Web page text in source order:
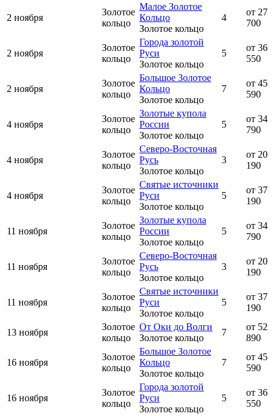
2 ноября
Золотое
кольцо
Малое Золотое
Кольцо
Золотое кольцо
4
от 27
700
2 ноября
Золотое
кольцо
Города золотой
Руси
Золотое кольцо
5
от 36
550
2 ноября
Золотое
кольцо
Большое Золотое
Кольцо
Золотое кольцо
7
от 45
590
4 ноября
Золотое
кольцо
Золотые купола
России
Золотое кольцо
5
от 34
790
4 ноября
Золотое
кольцо
Северо-Восточная
Русь
Золотое кольцо
3
от 20
190
4 ноября
Золотое
кольцо
Святые источники
Руси
Золотое кольцо
5
от 37
190
11 ноября
Золотое
кольцо
Золотые купола
России
Золотое кольцо
5
от 34
790
11 ноября
Золотое
кольцо
Северо-Восточная
Русь
Золотое кольцо
3
от 20
190
11 ноября
Золотое
кольцо
Святые источники
Руси
Золотое кольцо
5
от 37
190
13 ноября
Золотое
кольцо
От Оки до Волги
Золотое кольцо
7
от 52
890
16 ноября
Золотое
кольцо
Большое Золотое
Кольцо
Золотое кольцо
7
от 45
590
16 ноября
Золотое
кольцо
Города золотой
Руси
Золотое кольцо
5
от 36
550